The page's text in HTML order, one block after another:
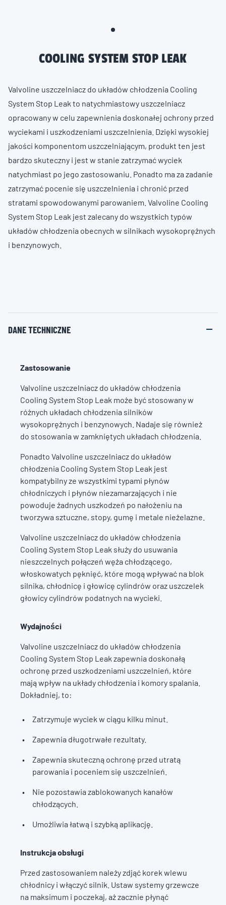
COOLING SYSTEM STOP LEAK
Valvoline uszczelniacz do układów chłodzenia Cooling
System Stop Leak to natychmiastowy uszczelniacz
opracowany w celu zapewnienia doskonałej ochrony przed
wyciekami i uszkodzeniami uszczelnienia. Dzięki wysokiej
jakości komponentom uszczelniającym, produkt ten jest
bardzo skuteczny i jest w stanie zatrzymać wyciek
natychmiast po jego zastosowaniu. Ponadto ma za zadanie
zatrzymać pocenie się uszczelnienia i chronić przed
stratami spowodowanymi parowaniem. Valvoline Cooling
System Stop Leak jest zalecany do wszystkich typów
układów chłodzenia obecnych w silnikach wysokoprężnych
i benzynowych.
DANE TECHNICZNE
Zastosowanie
Valvoline uszczelniacz do układów chłodzenia
Cooling System Stop Leak może być stosowany w
różnych układach chłodzenia silników
wysokoprężnych i benzynowych. Nadaje się również
do stosowania w zamkniętych układach chłodzenia.
Ponadto Valvoline uszczelniacz do układów
chłodzenia Cooling System Stop Leak jest
kompatybilny ze wszystkimi typami płynów
chłodniczych i płynów niezamarzających i nie
powoduje żadnych uszkodzeń po nałożeniu na
tworzywa sztuczne, stopy, gumę i metale nieżelazne.
Valvoline uszczelniacz do układów chłodzenia
Cooling System Stop Leak służy do usuwania
nieszczelnych połączeń węża chłodzącego,
włoskowatych pęknięć, które mogą wpływać na blok
silnika, chłodnicę i głowicę cylindrów oraz uszczelek
głowicy cylindrów podatnych na wycieki.
Wydajności
Valvoline uszczelniacz do układów chłodzenia
Cooling System Stop Leak zapewnia doskonałą
ochronę przed uszkodzeniami uszczelnień, które
mają wpływ na układy chłodzenia i komory spalania.
Dokładniej, to:
Zatrzymuje wyciek w ciągu kilku minut.
Zapewnia długotrwałe rezultaty.
Zapewnia skuteczną ochronę przed utratą
parowania i poceniem się uszczelnień.
Nie pozostawia zablokowanych kanałów
chłodzących.
Umożliwia łatwą i szybką aplikację.
Instrukcja obsługi
Przed zastosowaniem należy zdjąć korek wlewu
chłodnicy i włączyć silnik. Ustaw systemy grzewcze
na maksimum i poczekaj, aż zacznie płynąć